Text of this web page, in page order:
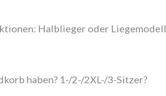
Halblieger oder Liegemodell
haben? 1-/2-/2XL-/3-Sitzer?